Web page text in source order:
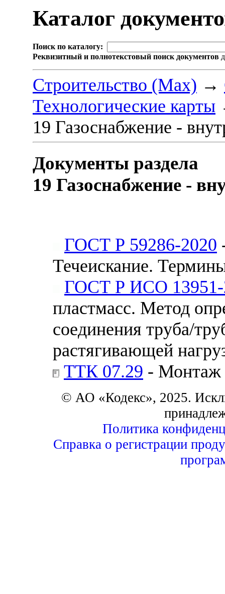
Каталог
Поиск по каталогу:
Реквизитный и полнотекстовый поиск документов
Строительство (Max) →
Технологические карты
19 Газоснабжение -
Документы раздела
19 Газоснабжение -
ГОСТ Р 59286-2020
Течеискание.
ГОСТ Р ИСО 13951-
пластмасс. Метод
соединения труба/
растягивающей
ТТК 07.29 - Монтаж
© АО «Кодекс», 2025.
Политика
Справка о регистрации